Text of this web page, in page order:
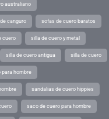
australiano
canguro sofas de cuero baratos
cuero silla de cuero y metal
silla de cuero antigua silla de cuero
para hombre
sandalias de cuero hippies
saco de cuero para hombre